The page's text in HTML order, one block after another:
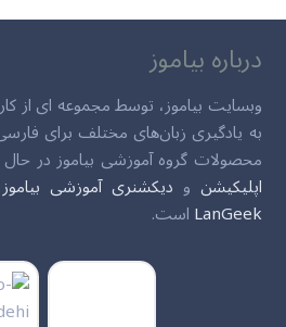
درباره بیاموز
وبسایت بیاموز، توسط مجموعه ای از
به یادگیری زبان‌های مختلف برای
محصولات گروه آموزشی بیاموز در
اپلیکیشن و دیکشنری آموزشی بیاموز
LanGeekاست.